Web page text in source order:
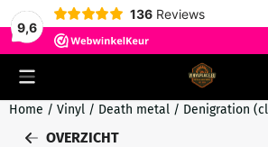
9,6
136 Reviews
Cookievoorkeuren zijn momenteel
Home / Vinyl / Death metal / Denigration
OVERZICHT